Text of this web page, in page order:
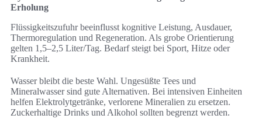
Erholung
Flüssigkeitszufuhr beeinflusst kognitive Leistung, Ausdauer,
Thermoregulation und Regeneration. Als grobe Orientierung
gelten 1,5–2,5 Liter/Tag. Bedarf steigt bei Sport, Hitze oder
Krankheit.
Wasser bleibt die beste Wahl. Ungesüßte Tees und
Mineralwasser sind gute Alternativen. Bei intensiven Einheiten
helfen Elektrolytgetränke, verlorene Mineralien zu ersetzen.
Zuckerhaltige Drinks und Alkohol sollten begrenzt werden.